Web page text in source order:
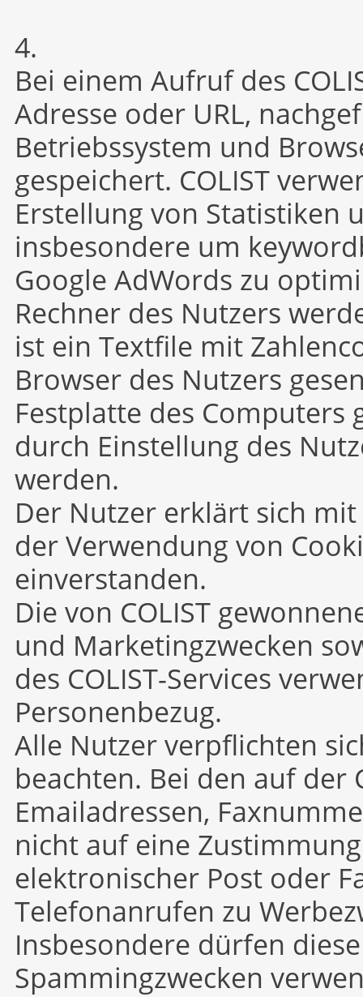
4.
Bei einem Aufruf des
Adresse oder URL,
Betriebssystem und
gespeichert. COLIST
Erstellung von Statistiken
insbesondere um
Google AdWords zu
Rechner des Nutzers
ist ein Textfile mit
Browser des Nutzers
Festplatte des Computers
durch Einstellung des
werden.
Der Nutzer erklärt sich
der Verwendung von
einverstanden.
Die von COLIST
und Marketingzwecken
des COLIST-Services
Personenbezug.
Alle Nutzer verpflichten
beachten. Bei den auf der
Emailadressen,
nicht auf eine
elektronischer Post oder
Telefonanrufen zu
Insbesondere dürfen
Spammingzwecken